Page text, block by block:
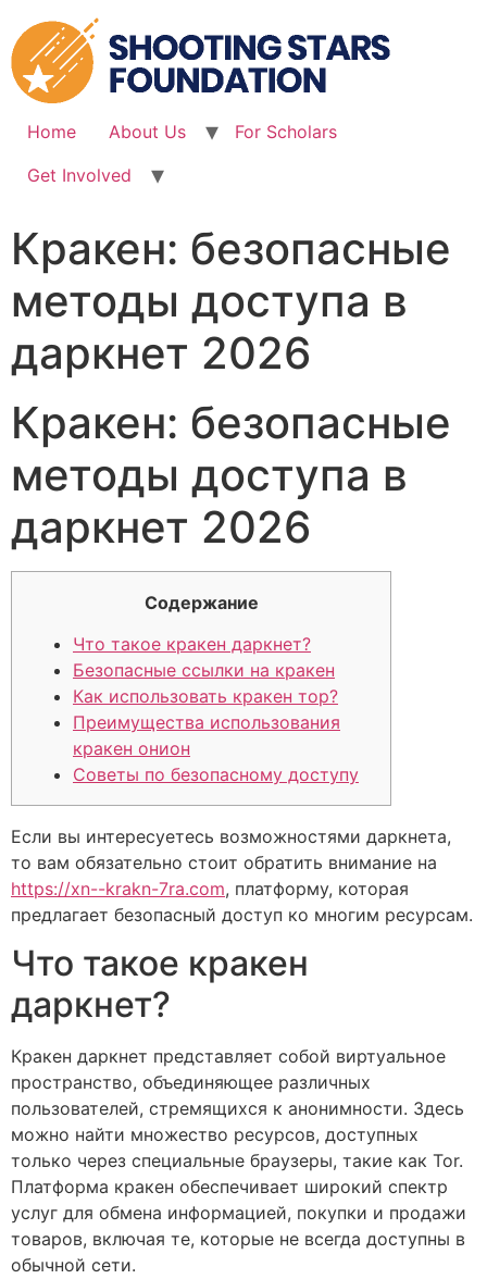
to
content
Home About Us
For Scholars
Get Involved
Кракен: безопасные
методы доступа в
даркнет 2026
Кракен: безопасные
методы доступа в
даркнет 2026
Содержание
Что такое кракен даркнет?
Безопасные ссылки на кракен
Как использовать кракен тор?
Преимущества использования
кракен онион
Советы по безопасному доступу
Если вы интересуетесь возможностями даркнета,
то вам обязательно стоит обратить внимание на
https://xn--krakn-7ra.com, платформу, которая
предлагает безопасный доступ ко многим ресурсам.
Что такое кракен
даркнет?
Кракен даркнет представляет собой виртуальное
пространство, объединяющее различных
пользователей, стремящихся к анонимности. Здесь
можно найти множество ресурсов, доступных
только через специальные браузеры, такие как Tor.
Платформа кракен обеспечивает широкий спектр
услуг для обмена информацией, покупки и продажи
товаров, включая те, которые не всегда доступны в
обычной сети.